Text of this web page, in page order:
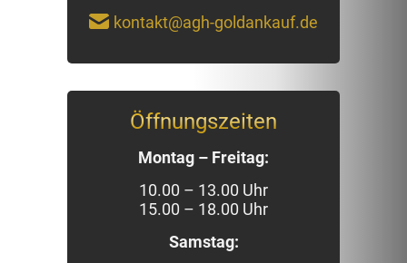
kontakt@agh-goldankauf.de
Öffnungszeiten
Montag – Freitag:
10.00 – 13.00 Uhr
15.00 – 18.00 Uhr
Samstag: